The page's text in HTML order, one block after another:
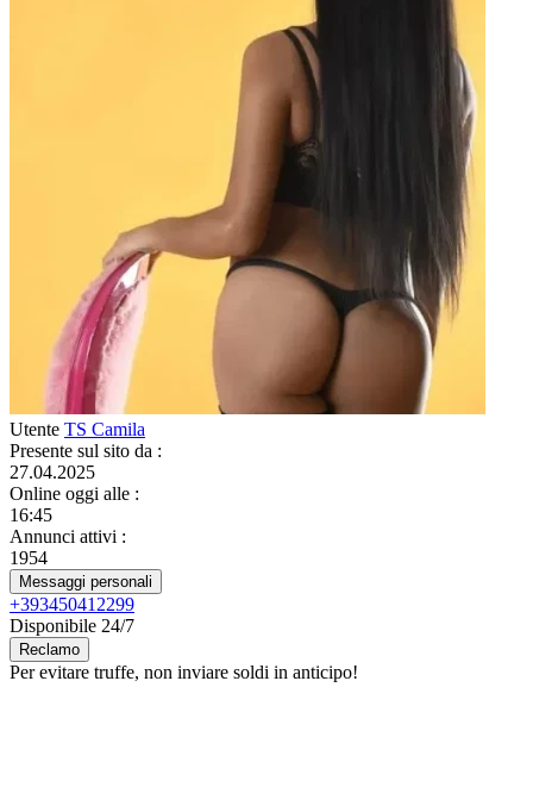
Utente TS Camila
Presente sul sito da :
27.04.2025
Online oggi alle :
16:45
Annunci attivi :
1954
Messaggi personali
+393450412299
Disponibile 24/7
Reclamo
Per evitare truffe, non inviare soldi in anticipo!